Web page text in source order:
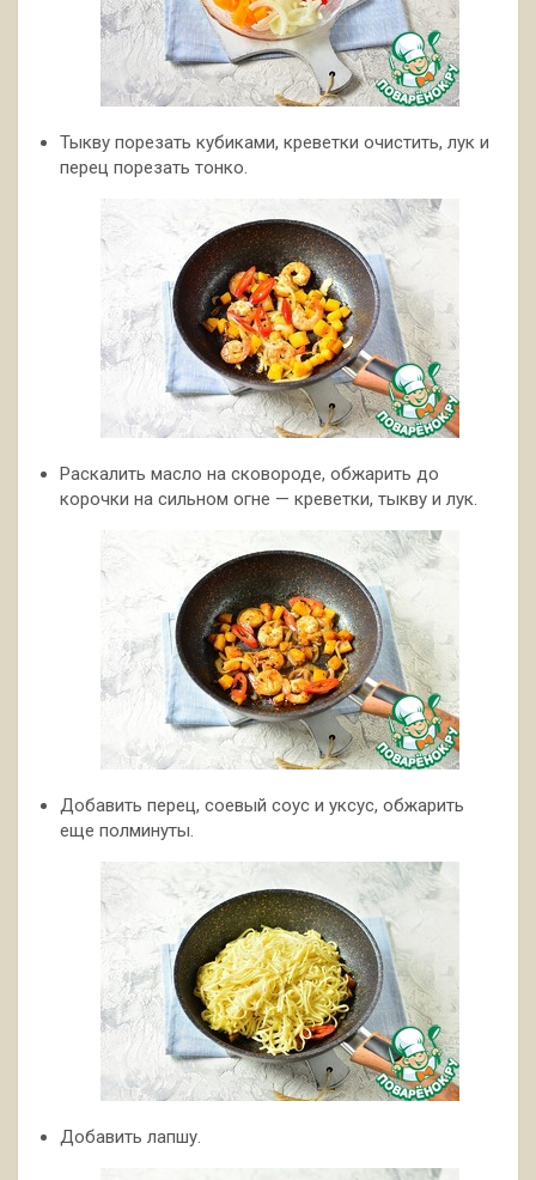
Тыкву порезать кубиками, креветки очистить, лук и
перец порезать тонко.
Раскалить масло на сковороде, обжарить до
корочки на сильном огне — креветки, тыкву и лук.
Добавить перец, соевый соус и уксус, обжарить
еще полминуты.
Добавить лапшу.